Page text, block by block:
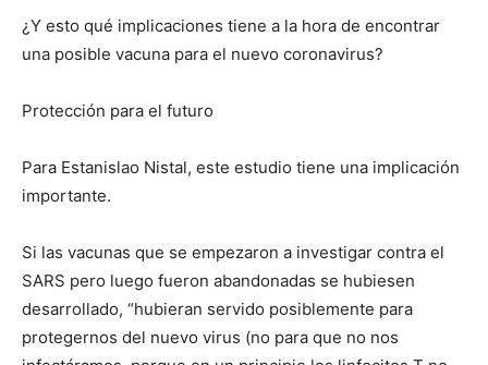
¿Y esto qué implicaciones tiene a la hora de encontrar
una posible vacuna para el nuevo coronavirus?
Protección para el futuro
Para Estanislao Nistal, este estudio tiene una implicación
importante.
Si las vacunas que se empezaron a investigar contra el
SARS pero luego fueron abandonadas se hubiesen
desarrollado, “hubieran servido posiblemente para
protegernos del nuevo virus (no para que no nos